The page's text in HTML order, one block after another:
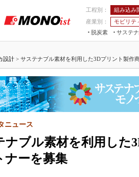
工程別： 組み込み
産業別：
モビリテ
脱炭素
サステ
つながる工場
つながるサービス
AI×設備保全
Physical AI
設計 > サステナブル素材を利用した3Dプリント製作商
ナブル素材を利用した
ナーを募集
ニュース